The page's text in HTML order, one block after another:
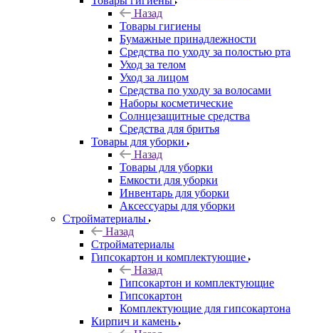
Назад
Товары гигиены
Бумажные принадлежности
Средства по уходу за полостью рта
Уход за телом
Уход за лицом
Средства по уходу за волосами
Наборы косметические
Солнцезащитные средства
Средства для бритья
Товары для уборки
Назад
Товары для уборки
Емкости для уборки
Инвентарь для уборки
Аксессуары для уборки
Стройматериалы
Назад
Стройматериалы
Гипсокартон и комплектующие
Назад
Гипсокартон и комплектующие
Гипсокартон
Комплектующие для гипсокартона
Кирпич и камень